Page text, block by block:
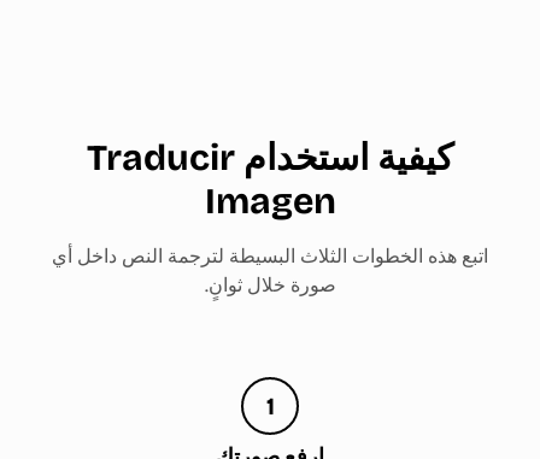
كيفية استخدام Traducir
Imagen
اتبع هذه الخطوات الثلاث البسيطة لترجمة النص داخل أي
صورة خلال ثوانٍ.
1